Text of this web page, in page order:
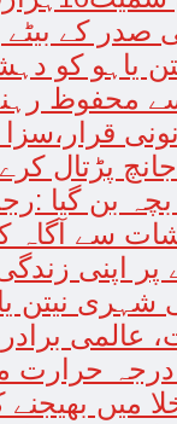
صدر کے
یاہو کو
محفوظ رہنے
قرار،سزا
پڑتال کرے
بچہ بن گیا
سے آگاہ
شہری نیتن
عالمی
حرارت منفی 56
میں